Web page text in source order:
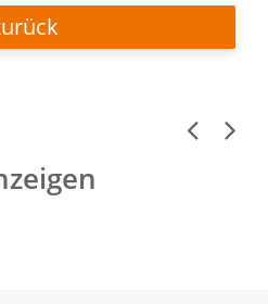
Previous
Next